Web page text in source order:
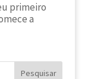
primeiro
a